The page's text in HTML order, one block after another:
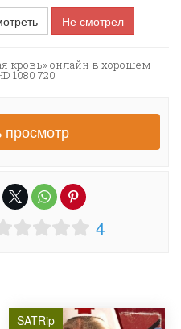
Не смотрел
кровь» онлайн в хорошем
1080 720
4
SATRip